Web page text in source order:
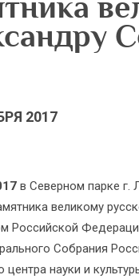
2017
в Северном парке г.
великому
Российской
Собрания
центра науки и